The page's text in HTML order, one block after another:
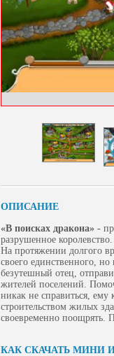
ОПИСАНИЕ
«В поисках дракона» -
разрушенное
На протяжении долгого
своего единственного,
безутешный отец,
жителей поселений.
никак не справиться,
строительством жилых
своевременно поощрять.
КАК СКАЧАТЬ МИНИ